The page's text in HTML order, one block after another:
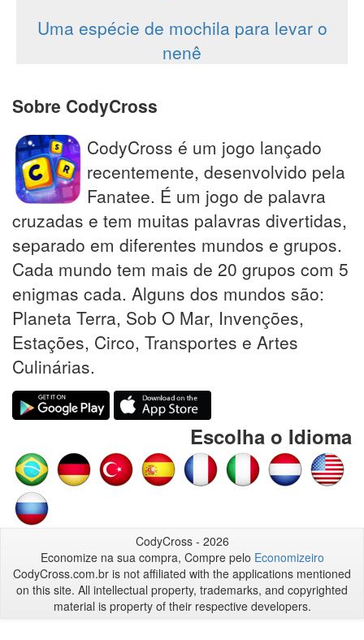
Uma espécie de mochila para levar o
nenê
Sobre CodyCross
CodyCross é um jogo lançado
recentemente, desenvolvido pela
Fanatee. É um jogo de palavra
cruzadas e tem muitas palavras divertidas,
separado em diferentes mundos e grupos.
Cada mundo tem mais de 20 grupos com 5
enigmas cada. Alguns dos mundos são:
Planeta Terra, Sob O Mar, Invenções,
Estações, Circo, Transportes e Artes
Culinárias.
Escolha o Idioma
CodyCross - 2026
Economize na sua compra, Compre pelo Economizeiro
CodyCross.com.br is not affiliated with the applications mentioned
on this site. All intellectual property, trademarks, and copyrighted
material is property of their respective developers.